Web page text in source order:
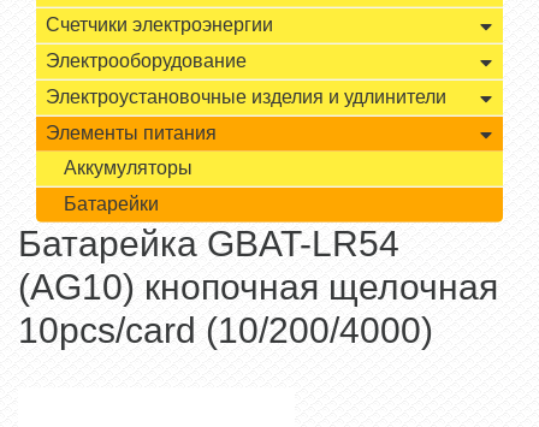
Счетчики электроэнергии
Электрооборудование
Электроустановочные изделия и удлинители
Элементы питания
Аккумуляторы
Батарейки
Батарейка GBAT-LR54
(AG10) кнопочная щелочная
10pcs/card (10/200/4000)